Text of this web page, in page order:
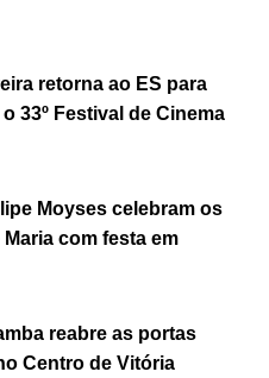
retorna ao ES para
33º Festival de Cinema
Moyses celebram os
Maria com festa em
reabre as portas
Centro de Vitória